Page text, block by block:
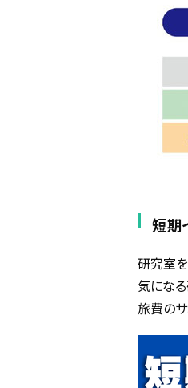
短期
研究室
気にな
旅費のサ